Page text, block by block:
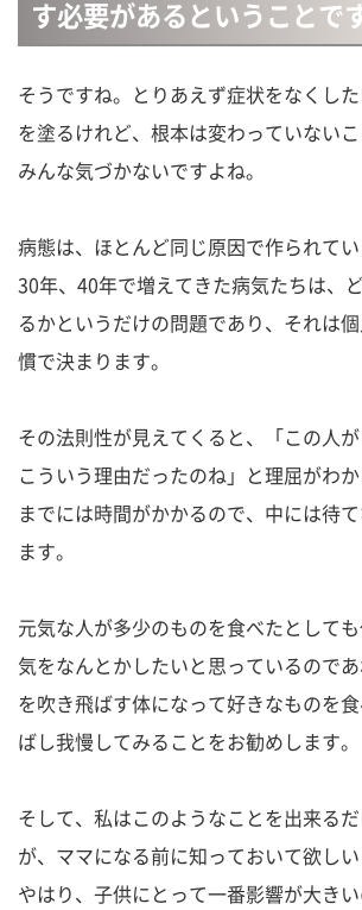
す必要があるということで
そうですね。とりあえず症状をなくし
を塗るけれど、根本は変わっていないこ
みんな気づかないですよね。
病態は、ほとんど同じ原因で作られて
30年、40年で増えてきた病気たちは、
るかというだけの問題であり、それは
慣で決まります。
その法則性が見えてくると、「この人が
こういう理由だったのね」と理屈がわ
までには時間がかかるので、中には待
ます。
元気な人が多少のものを食べたとして
気をなんとかしたいと思っているので
を吹き飛ばす体になって好きなものを
ばし我慢してみることをお勧めします。
そして、私はこのようなことを出来る
が、ママになる前に知っておいて欲しい
やはり、子供にとって一番影響が大き